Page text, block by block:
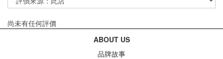
尚未有任何評價
ABOUT US
品牌故事